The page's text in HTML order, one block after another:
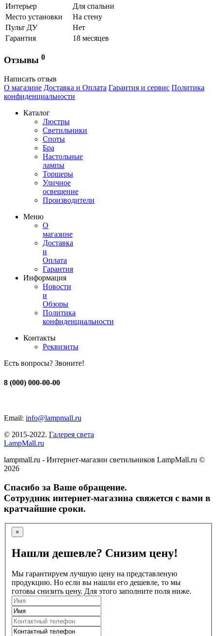
Интерьер
Для спальни
Место установки
На стену
Пульт ДУ
Нет
Гарантия
18 месяцев
Отзывы 0
Написать отзыв
О магазине Доставка и Оплата Гарантия и сервис Политика
конфиденциальности
Каталог
Люстры
Светильники
Споты
Бра
Настольные
лампы
Торшеры
Уличное
освещение
Производители
Меню
О
магазине
Доставка
и
Оплата
Гарантия
Информация
Новости
и
Обзоры
Политика
конфиденциальности
Контакты
Реквизиты
Есть вопросы? Звоните!
8 (000) 000-00-00
Email: info@lampmall.ru
© 2015-2022. Галерея света
LampMall.ru
lampmall.ru - Интернет-магазин светильников LampMall.ru ©
2026
Спасибо за Ваше обращение.
Сотрудник интернет-магазина свяжется с вами в
кратчайшие сроки.
×
Нашли дешевле? Снизим цену!
Мы гарантируем лучшую цену на представленую
продукцию. Но если вы нашли его дешевле, то мы
готовы снизить цену. Для этого заполните поля ниже.